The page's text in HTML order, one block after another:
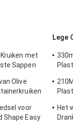
met
Sappen
Olive
voor
Shape Easy
Lege
Het